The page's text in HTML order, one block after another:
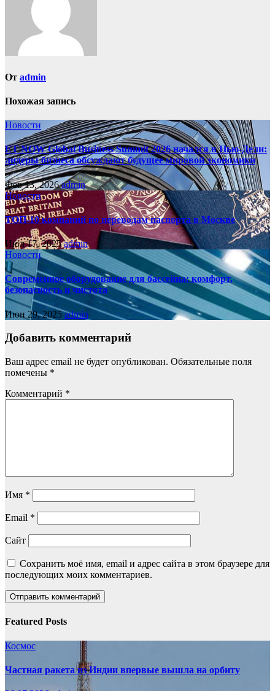
От admin
Похожая запись
Новости
ET NOW Global Business Summit 2026 начался в Нью‑Дели:
лидеры бизнеса обсуждают будущее мировой экономики
Фев 13, 2026admin
Новости
ТОП-10 компаний по переводам паспорта в Москве
Июл 17, 2025admin
Новости
Современное оборудование для бассейна: комфорт,
безопасность и чистота
Июн 29, 2025admin
Добавить комментарий
Ваш адрес email не будет опубликован. Обязательные поля
помечены *
Комментарий *
Имя *
Email *
Сайт
Сохранить моё имя, email и адрес сайта в этом браузере для
последующих моих комментариев.
Featured Posts
Космос
Частная ракета из Индии впервые вышла на орбиту